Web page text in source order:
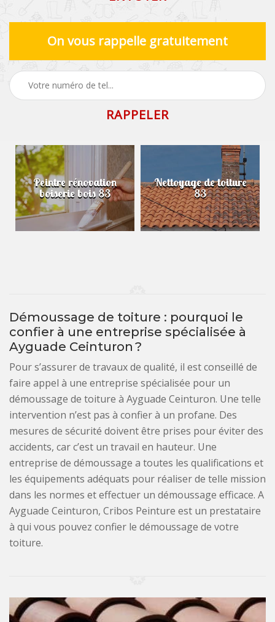
On vous rappelle gratuitement
Peintre rénovation
boiserie bois 83
Nettoyage de toiture
83
Démoussage de toiture : pourquoi le
confier à une entreprise spécialisée à
Ayguade Ceinturon ?
Pour s’assurer de travaux de qualité, il est conseillé de
faire appel à une entreprise spécialisée pour un
démoussage de toiture à Ayguade Ceinturon. Une telle
intervention n’est pas à confier à un profane. Des
mesures de sécurité doivent être prises pour éviter des
accidents, car c’est un travail en hauteur. Une
entreprise de démoussage a toutes les qualifications et
les équipements adéquats pour réaliser de telle mission
dans les normes et effectuer un démoussage efficace. A
Ayguade Ceinturon, Cribos Peinture est un prestataire
à qui vous pouvez confier le démoussage de votre
toiture.